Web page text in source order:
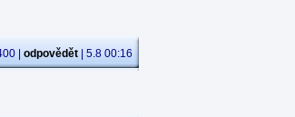
| odpovědět | 5.8 00:16